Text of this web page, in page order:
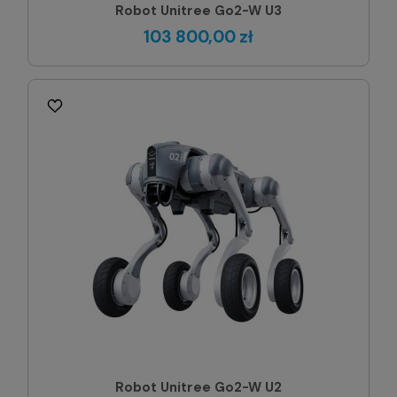
Robot Unitree Go2-W U3
103 800,00 zł
Robot Unitree Go2-W U2